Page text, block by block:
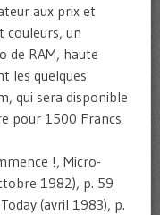
aux prix et
un
de RAM, haute
les quelques
qui sera disponible
pour 1500 Francs
!, Micro-
1982), p. 59
(avril 1983), p.